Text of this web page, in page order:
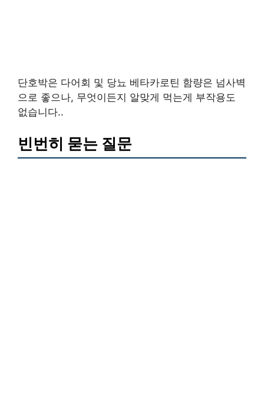
단호박은 다어회 및 당뇨 베타카로틴 함량은 넘사벽
으로 좋으나, 무엇이든지 알맞게 먹는게 부작용도
없습니다..
빈번히 묻는 질문